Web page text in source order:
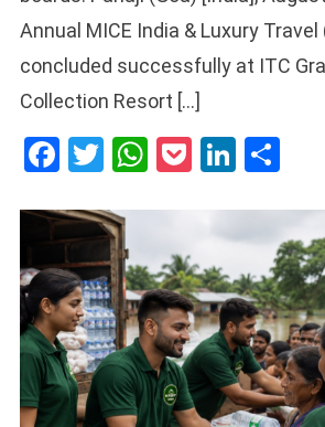
Annual MICE India & Luxury
concluded successfully at ITC
Collection Resort […]
Facebook
Twitter
WhatsApp
Pocket